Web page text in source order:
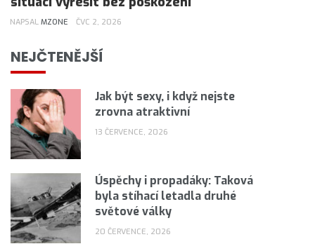
NAPSAL MZONE ČVC 2, 2026
NEJČTENĚJŠÍ
Jak být sexy, i když nejste
zrovna atraktivní
13 ČERVENCE, 2026
Úspěchy i propadáky: Taková
byla stíhací letadla druhé
světové války
20 ČERVENCE, 2026